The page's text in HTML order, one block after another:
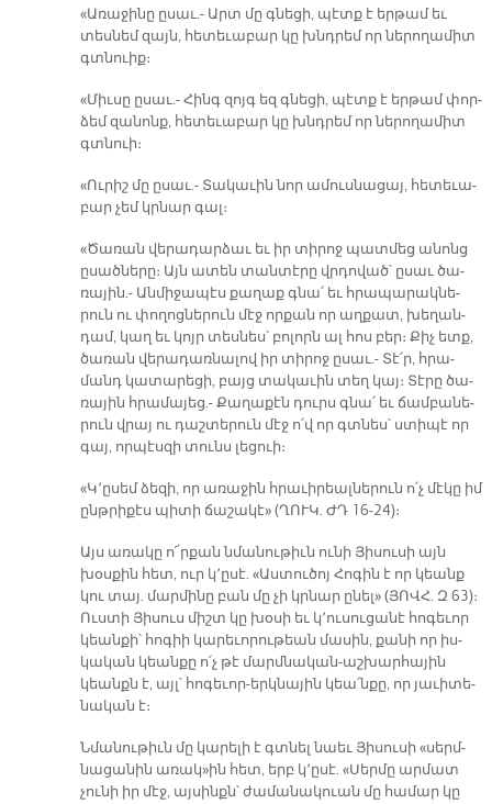
«Ա­ռա­ջի­նը ը­սաւ.- Արտ մը գնե­ցի, պէտք է եր­թամ եւ
տես­նեմ զայն, հե­տե­ւա­բար կը խնդրեմ որ նե­րո­ղա­միտ
գտնուիք։
«Միւ­սը ը­սաւ.- Հինգ զոյգ եզ գնե­ցի, պէտք է եր­թամ փոր­
ձեմ զա­նոնք, հե­տե­ւա­բար կը խնդրեմ որ նե­րո­ղա­միտ
գտնուի։
«Ու­րիշ մը ը­սաւ.- Տա­կա­ւին նոր ա­մուս­նա­ցայ, հե­տե­ւա­
բար չեմ կրնար գալ։
«Ծա­ռան վե­րա­դար­ձաւ եւ իր տի­րոջ պատ­մեց ա­նոնց
ը­սած­նե­րը։ Այն ա­տեն տան­տէ­րը վրդո­ված՝ ը­սաւ ծա­
ռա­յին.- Ան­մի­ջա­պէս քա­ղաք գնա՛ եւ հրա­պա­րակ­նե­
րուն ու փո­ղոց­նե­րուն մէջ որ­քան որ աղ­քատ, խե­ղան­
դամ, կաղ եւ կոյր տես­նես՝ բո­լորն ալ հոս բեր։ Քիչ ետք,
ծա­ռան վե­րա­դառ­նա­լով իր տի­րոջ ը­սաւ.- Տէ՛ր, հրա­
մանդ կա­տա­րե­ցի, բայց տա­կա­ւին տեղ կայ։ Տէ­րը ծա­
ռա­յին հրա­մա­յեց.- Քա­ղա­քէն դուրս գնա՛ եւ ճամ­բա­նե­
րուն վրայ ու դաշ­տե­րուն մէջ ո՛վ որ գտնես՝ ստի­պէ որ
գայ, որ­պէս­զի տունս լե­ցուի։
«Կ՚ը­սեմ ձե­զի, որ ա­ռա­ջին հրա­ւի­րեալ­նե­րուն ո՛չ մէ­կը իմ
ընթ­րի­քէս պի­տի ճա­շա­կէ» (ՂՈՒԿ. ԺԴ 16-24)։­
Այս ա­ռա­կը ո՜ր­քան նմա­նու­թիւն ու­նի Յի­սու­սի այն
խօս­քին հետ, ուր կ՚ը­սէ. «Աս­տու­ծոյ Հո­գին է որ կեանք
կու տայ. մար­մի­նը բան մը չի կրնար ը­նել» (ՅՈՎՀ. Զ 63)։
Ուս­տի Յի­սուս միշտ կը խօ­սի եւ կ՚ու­սու­ցա­նէ հո­գե­ւոր
կեան­քի՝ հո­գիի կա­րե­ւո­րու­թեան մա­սին, քա­նի որ իս­
կա­կան կեան­քը ո՛չ թէ մարմ­նա­կան-աշ­խար­հա­յին
կեանքն է, այլ՝ հո­գե­ւոր-երկ­նա­յին կեա՛ն­քը, որ յա­ւի­տե­
նա­կան է։
Նմա­նու­թիւն մը կա­րե­լի է գտնել նաեւ Յի­սու­սի «սերմ­
նա­ցա­նին ա­ռակ»ին հետ, երբ կ՚ը­սէ. «Սեր­մը ար­մատ
չու­նի իր մէջ, այ­սինքն՝ ժա­մա­նա­կուան մը հա­մար կը